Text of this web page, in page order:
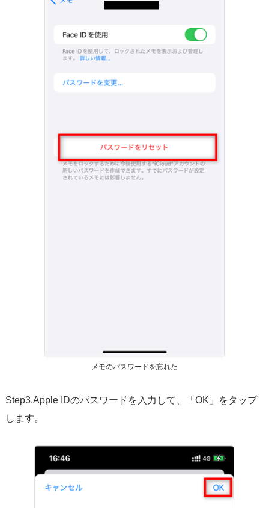
メモのパスワードを忘れた
Step3.Apple IDのパスワードを入力して、「OK」をタップ
します。